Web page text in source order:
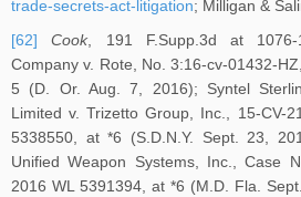
trade-secrets-act-litigation; Milligan &
[62]
Cook, 191 F.Supp.3d at 1076-
Company v. Rote, No. 3:16-cv-01432-
5 (D. Or. Aug. 7, 2016); Syntel
Limited v. Trizetto Group, Inc., 15-CV-
5338550, at *6 (S.D.N.Y. Sept. 23,
Unified Weapon Systems, Inc., Case
2016 WL 5391394, at *6 (M.D. Fla.